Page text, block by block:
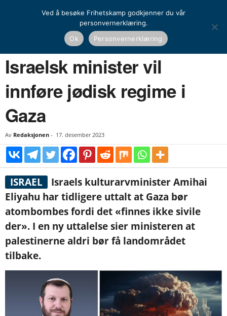
Israelsk minister vil innføre jødisk regime i Gaza
Israelsk minister vil
innføre jødisk regime i
Gaza
Av Redaksjonen - 17. desember 2023
ISRAEL
Israels kulturarvminister Amihai
Eliyahu har tidligere uttalt at Gaza bør
atombombes fordi det «finnes ikke sivile
der». I en ny uttalelse sier ministeren at
palestinerne aldri bør få landområdet
tilbake.
Ved å besøke Frihetskamp godkjenner du vår
personvernerklæring.
Ok
Personvernerklæring